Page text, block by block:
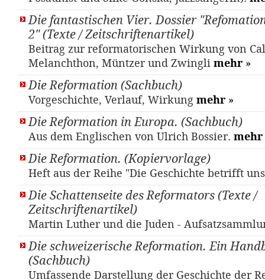
Die fantastischen Vier. Dossier
2" (Texte / Zeitschriftenartikel)
Beitrag zur reformatorischen Wirkung von
Melanchthon, Müntzer und Zwingli mehr »
Die Reformation (Sachbuch)
Vorgeschichte, Verlauf, Wirkung mehr »
Die Reformation in Europa. (Sachbuch)
Aus dem Englischen von Ulrich Bossier. mehr
Die Reformation. (Kopiervorlage)
Heft aus der Reihe "Die Geschichte betrifft
Die Schattenseite des Reformators (Texte /
Zeitschriftenartikel)
Martin Luther und die Juden -
Die schweizerische Reformation. Ein
(Sachbuch)
Umfassende Darstellung der Geschichte der